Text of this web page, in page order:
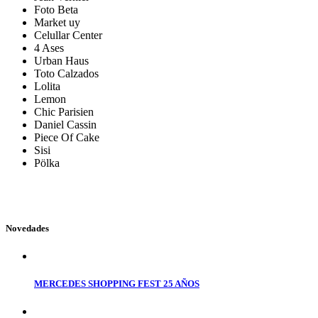
Foto Beta
Market uy
Celullar Center
4 Ases
Urban Haus
Toto Calzados
Lolita
Lemon
Chic Parisien
Daniel Cassin
Piece Of Cake
Sisi
Pölka
Novedades
MERCEDES SHOPPING FEST 25 AÑOS